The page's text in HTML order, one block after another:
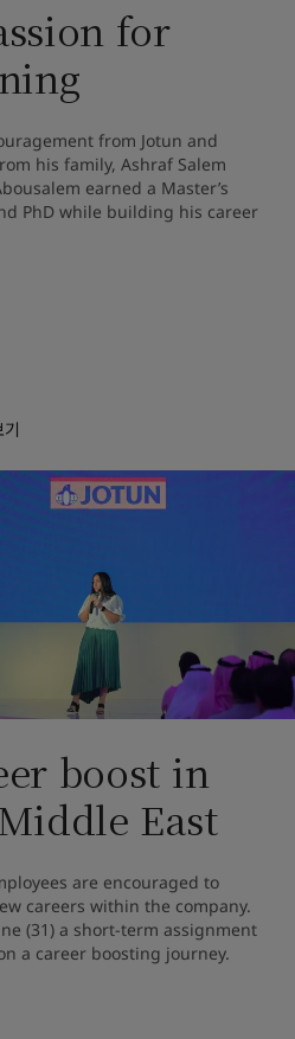
for
from Jotun and
his family, Ashraf Salem
earned a Master’s
PhD while building his career
boost in
East
are encouraged to
careers within the company.
(31) a short-term assignment
a career boosting journey.